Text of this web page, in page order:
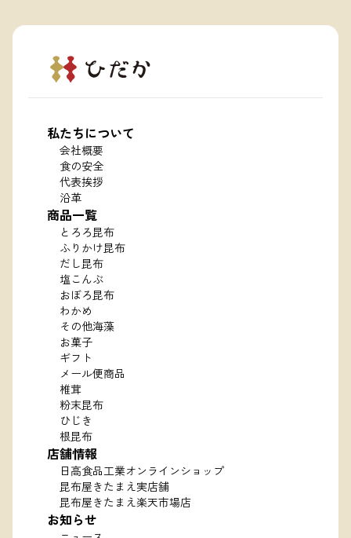
私たちについて
会社概要
食の安全
代表挨拶
沿革
商品一覧
とろろ昆布
ふりかけ昆布
だし昆布
塩こんぶ
おぼろ昆布
わかめ
その他海藻
お菓子
ギフト
メール便商品
椎茸
粉末昆布
ひじき
根昆布
店舗情報
日高食品工業オンラインショップ
昆布屋きたまえ実店舗
昆布屋きたまえ楽天市場店
お知らせ